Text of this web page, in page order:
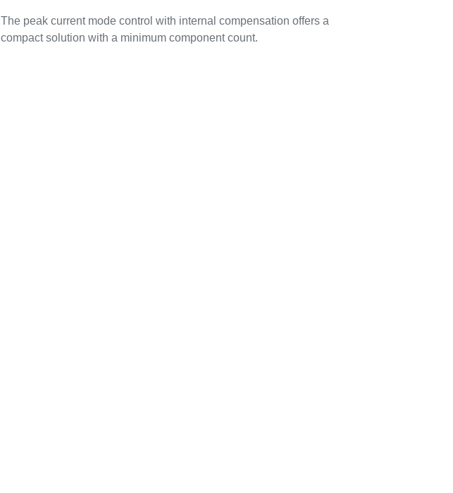
The peak current mode control with internal compensation offers a
compact solution with a minimum component count.